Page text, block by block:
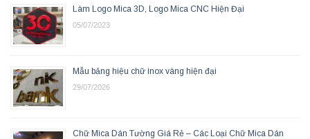
Làm Logo Mica 3D, Logo Mica CNC Hiện Đại
05/07/2023
Mẫu bảng hiệu chữ inox vàng hiện đại
29/07/2026
Chữ Mica Dán Tường Giá Rẻ – Các Loại Chữ Mica Dán